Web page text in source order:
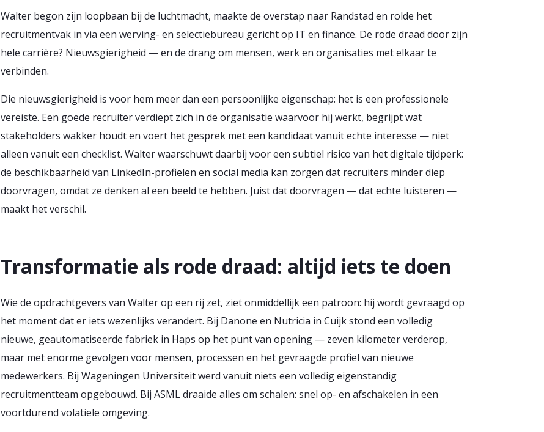
Walter begon zijn loopbaan bij de luchtmacht, maakte de overstap naar Randstad en rolde het
recruitmentvak in via een werving- en selectiebureau gericht op IT en finance. De rode draad door zijn
hele carrière? Nieuwsgierigheid — en de drang om mensen, werk en organisaties met elkaar te
verbinden.
Die nieuwsgierigheid is voor hem meer dan een persoonlijke eigenschap: het is een professionele
vereiste. Een goede recruiter verdiept zich in de organisatie waarvoor hij werkt, begrijpt wat
stakeholders wakker houdt en voert het gesprek met een kandidaat vanuit echte interesse — niet
alleen vanuit een checklist. Walter waarschuwt daarbij voor een subtiel risico van het digitale tijdperk:
de beschikbaarheid van LinkedIn-profielen en social media kan zorgen dat recruiters minder diep
doorvragen, omdat ze denken al een beeld te hebben. Juist dat doorvragen — dat echte luisteren —
maakt het verschil.
Transformatie als rode draad: altijd iets te doen
Wie de opdrachtgevers van Walter op een rij zet, ziet onmiddellijk een patroon: hij wordt gevraagd op
het moment dat er iets wezenlijks verandert. Bij Danone en Nutricia in Cuijk stond een volledig
nieuwe, geautomatiseerde fabriek in Haps op het punt van opening — zeven kilometer verderop,
maar met enorme gevolgen voor mensen, processen en het gevraagde profiel van nieuwe
medewerkers. Bij Wageningen Universiteit werd vanuit niets een volledig eigenstandig
recruitmentteam opgebouwd. Bij ASML draaide alles om schalen: snel op- en afschakelen in een
voortdurend volatiele omgeving.